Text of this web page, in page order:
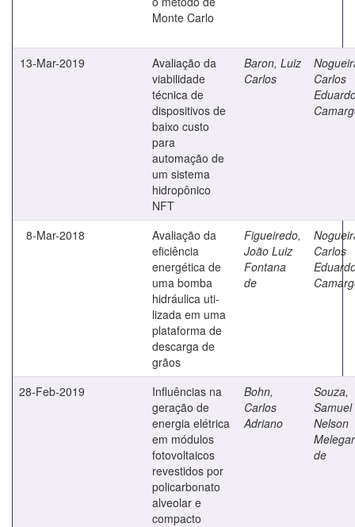
Monte Carlo
13-Mar-2019
Avaliação da
viabilidade
técnica de
dispositivos de
baixo custo
para
automação de
um sistema
hidropônico
NFT
Baron, Luiz
Carlos
Carlos
8-Mar-2018
Avaliação da
eficiência
energética de
uma bomba
hidráulica uti-
lizada em uma
plataforma de
descarga de
grãos
Figueiredo,
João Luiz
Fontana
de
Carlos
28-Feb-2019
Influências na
geração de
energia elétrica
em módulos
fotovoltaicos
revestidos por
policarbonato
alveolar e
compacto
Bohn,
Carlos
Adriano
Souza,
Samuel
Nelson
de